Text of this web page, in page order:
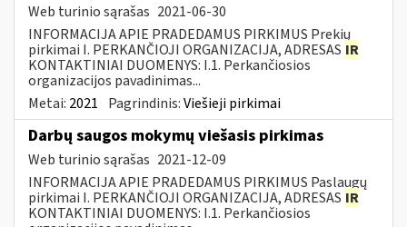
Web turinio sąrašas 2021-06-30
INFORMACIJA APIE PRADEDAMUS PIRKIMUS Prekių
pirkimai I. PERKANČIOJI ORGANIZACIJA, ADRESAS IR
KONTAKTINIAI DUOMENYS: I.1. Perkančiosios
organizacijos pavadinimas...
Metai: 2021 Pagrindinis:Viešieji pirkimai
Darbų saugos mokymų viešasis pirkimas
Web turinio sąrašas 2021-12-09
INFORMACIJA APIE PRADEDAMUS PIRKIMUS Paslaugų
pirkimai I. PERKANČIOJI ORGANIZACIJA, ADRESAS IR
KONTAKTINIAI DUOMENYS: I.1. Perkančiosios